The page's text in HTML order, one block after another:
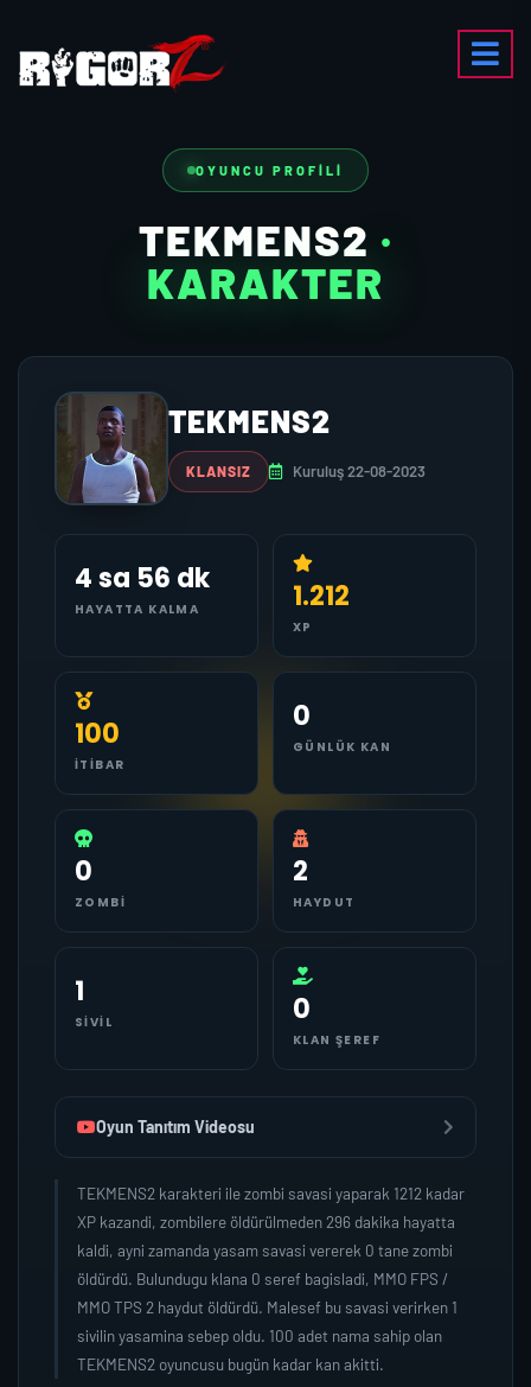
OYUNCU PROFILI
TEKMENS2 ·
KARAKTER
TEKMENS2
KLANSIZ Kuruluş 22-08-2023
4 sa 56 dk
HAYATTA KALMA 1.212
XP
100
İTIBAR
0
GÜNLÜK KAN
0
ZOMBI
2
HAYDUT
1
SIVIL 0
KLAN ŞEREF
Oyun Tanıtım Videosu
TEKMENS2 karakteri ile zombi savasi yaparak 1212 kadar
XP kazandi, zombilere öldürülmeden 296 dakika hayatta
kaldi, ayni zamanda yasam savasi vererek 0 tane zombi
öldürdü. Bulundugu klana 0 seref bagisladi, MMO FPS /
MMO TPS 2 haydut öldürdü. Malesef bu savasi verirken 1
sivilin yasamina sebep oldu. 100 adet nama sahip olan
TEKMENS2 oyuncusu bugün kadar kan akitti.